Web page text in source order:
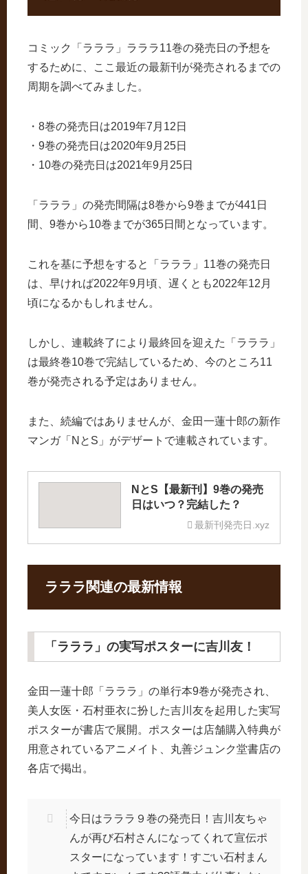
コミック「ラララ」ラララ11巻の発売日の予想を
するために、ここ最近の最新刊が発売されるまでの
周期を調べてみました。
・8巻の発売日は2019年7月12日
・9巻の発売日は2020年9月25日
・10巻の発売日は2021年9月25日
「ラララ」の発売間隔は8巻から9巻までが441日
間、9巻から10巻までが365日間となっています。
これを基に予想をすると「ラララ」11巻の発売日
は、早ければ2022年9月頃、遅くとも2022年12月
頃になるかもしれません。
しかし、連載終了により最終回を迎えた「ラララ」
は最終巻10巻で完結しているため、今のところ11
巻が発売される予定はありません。
また、続編ではありませんが、金田一蓮十郎の新作
マンガ「NとS」がデザートで連載されています。
NとS【最新刊】9巻の発売
日はいつ？完結した？
最新刊発売日.xyz
ラララ関連の最新情報
「ラララ」の実写ポスターに吉川友！
金田一蓮十郎「ラララ」の単行本9巻が発売され、
美人女医・石村亜衣に扮した吉川友を起用した実写
ポスターが書店で展開。ポスターは店舗購入特典が
用意されているアニメイト、丸善ジュンク堂書店の
各店で掲出。
今日はラララ９巻の発売日！吉川友ちゃ
んが再び石村さんになってくれて宣伝ポ
スターになっています！すごい石村まん